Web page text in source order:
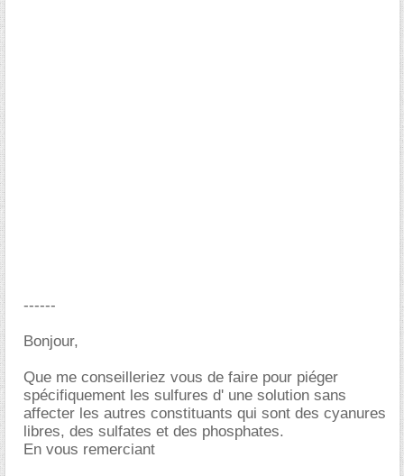
------
Bonjour,
Que me conseilleriez vous de faire pour piéger
spécifiquement les sulfures d' une solution sans
affecter les autres constituants qui sont des cyanures
libres, des sulfates et des phosphates.
En vous remerciant